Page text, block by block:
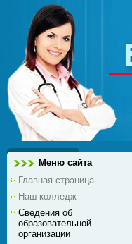
Меню сайта
Главная страница
Наш колледж
Сведения об
образовательной
организации